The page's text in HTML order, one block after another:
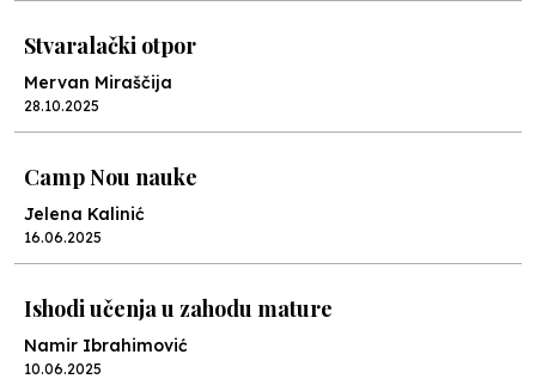
Stvaralački otpor
Mervan Miraščija
28.10.2025
Camp Nou nauke
Jelena Kalinić
16.06.2025
Ishodi učenja u zahodu mature
Namir Ibrahimović
10.06.2025